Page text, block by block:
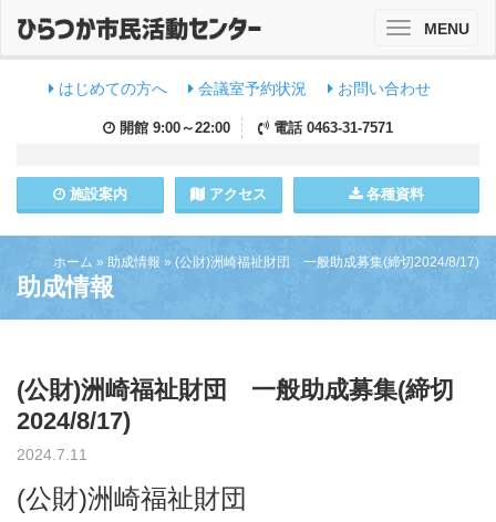
はじめての方へ 会議室予約状況 お問い合わせ
開館 9:00～22:00 電話 0463-31-7571
施設案内 アクセス 各種資料
ToggleMENU
ホーム » 助成情報 » (公財)洲崎福祉財団 一般助成募集(締切2024/8/17)
助成情報
(公財)洲崎福祉財団 一般助成募集(締切
2024/8/17)
2024.7.11
(公財)洲崎福祉財団